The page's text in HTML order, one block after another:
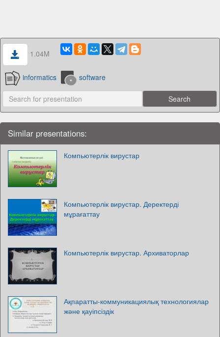
1.04M
informatics software
Similar presentations:
Компьютерлік вирустар
Компьютерлік вирустар. Деректерді
мұрағаттау
Компьютерлік вирустар. Архиваторлар
Ақпаратты-коммуникациялық технологиялар
және қауіпсіздік